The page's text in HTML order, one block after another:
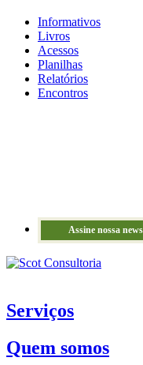
Informativos
Livros
Acessos
Planilhas
Relatórios
Encontros
Assine nossa
Serviços
Quem somos